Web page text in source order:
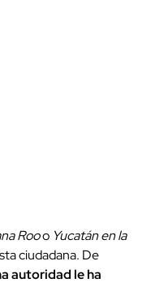
Rooo Yucatán en la
ciudadana. De
autoridad le ha